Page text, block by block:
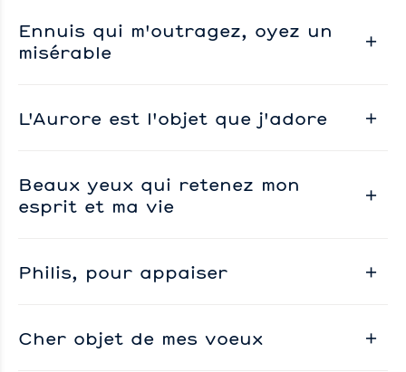
Ennuis qui m'outragez, oyez un
misérable
L'Aurore est l'objet que j'adore
Beaux yeux qui retenez mon
esprit et ma vie
Philis, pour appaiser
Cher objet de mes voeux